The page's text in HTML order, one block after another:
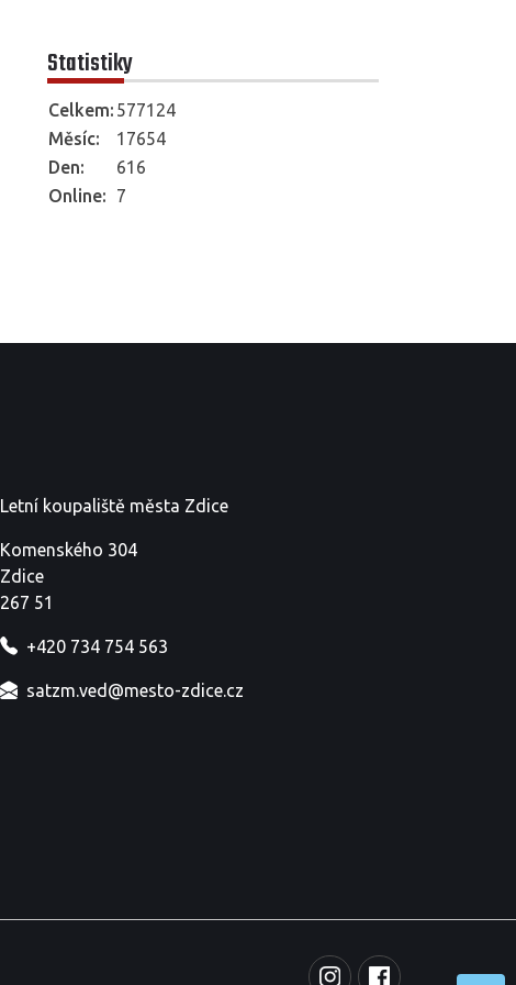
Statistiky
Online: 7
Celkem: 577124
Měsíc:
17654
Den:
616
Letní koupaliště města Zdice
Komenského 304
Zdice
267 51
+420 734 754 563
satzm.ved@mesto-zdice.cz